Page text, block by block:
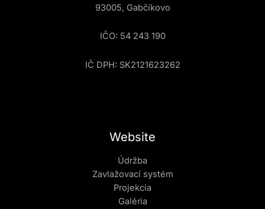
93005, Gabčíkovo
IČO: 54 243 190
IČ DPH: SK2121623262
Website
Údržba
Zavlažovací systém
Projekcia
Galéria